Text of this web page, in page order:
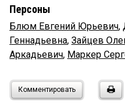
Персоны
Блюм Евгений Юрьевич,
Геннадьевна, Зайцев
Аркадьевич, Маркер
Комментировать